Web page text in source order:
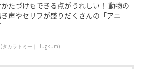
たづけもできる点がうれしい！ 動物の
声やセリフが盛りだくさんの「アニ
...
タカラトミー｜Hugkum)